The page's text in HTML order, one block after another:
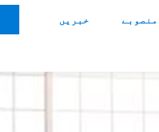
منصوبے خبریں